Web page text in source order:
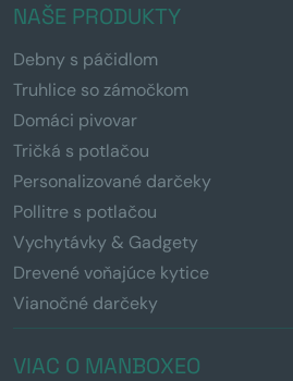
NAŠE PRODUKTY
Debny s páčidlom
Truhlice so zámočkom
Domáci pivovar
Tričká s potlačou
Personalizované darčeky
Pollitre s potlačou
Vychytávky & Gadgety
Drevené voňajúce kytice
Vianočné darčeky
VIAC O MANBOXEO